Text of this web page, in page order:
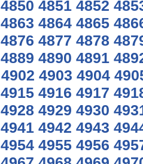
4850 4851 4852
4863 4864 4865
4876 4877 4878
4889 4890 4891
4902 4903 4904
4915 4916 4917
4928 4929 4930
4941 4942 4943
4954 4955 4956